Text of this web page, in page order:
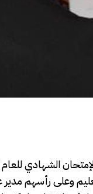
وعلى رأسهم مدير